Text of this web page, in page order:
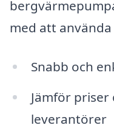
med att
Snabb och
Jämför
leverantörer